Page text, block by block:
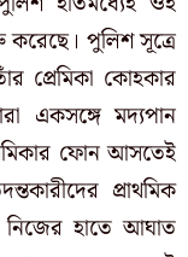
পুলিশ সূত্রে
প্রেমিকা কোহকার
একসঙ্গে মদ্যপান
ফোন আসতেই
প্রাথমিক
হাতে আঘাত